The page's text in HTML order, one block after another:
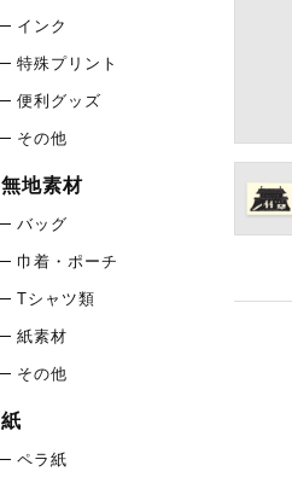
インク
特殊プリント
便利グッズ
その他
無地素材
バッグ
巾着・ポーチ
Tシャツ類
紙素材
その他
紙
ペラ紙